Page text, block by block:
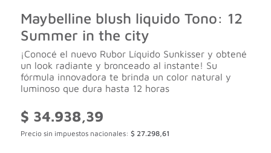
Maybelline blush liquido Tono: 12
Summer in the city
¡Conocé el nuevo Rubor Líquido Sunkisser y obtené
un look radiante y bronceado al instante! Su
fórmula innovadora te brinda un color natural y
luminoso que dura hasta 12 horas
$ 34.938,39
Precio sin impuestos nacionales: $ 27.298,61